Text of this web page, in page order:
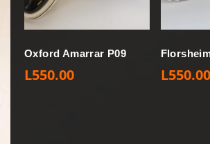
Oxford Amarrar P09
L550.00 L550.00